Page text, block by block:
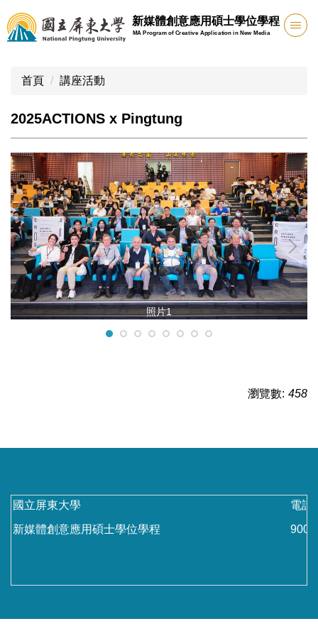
跳
到
主
區
新媒體創意應用碩士學位學程
MA Program of Creative Application in New Media
首頁 講座活動
2025ACTIONS x Pingtung
照片1
瀏覽數: 458
國立屏東大學
新媒體創意應用碩士學位學程
電話